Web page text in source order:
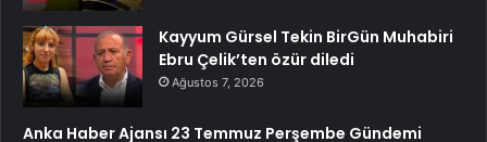
Kayyum Gürsel Tekin BirGün Muhabiri
Ebru Çelik’ten özür diledi
Ağustos 7, 2026
Anka Haber Ajansı 23 Temmuz Perşembe Gündemi